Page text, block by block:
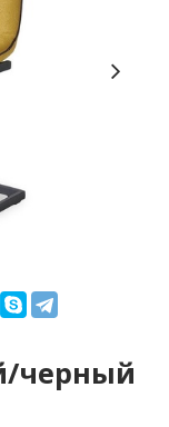
черный